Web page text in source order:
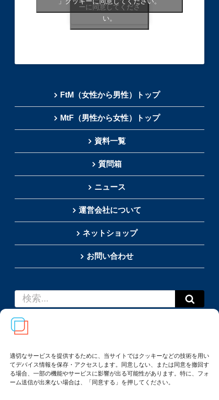
適切なサービスを提供するために、当サイトではクッキーなどの技術を用い
てデバイス情報を保存・アクセスします。同意しない、または同意を撤回す
る場合、一部の機能やサービスに影響が出る可能性があります。特に、フォ
ーム送信が出来ない場合は、「同意する」を押してください。
ーに同意してくださ
い。
FtM（女性から男性）トップ
MtF（男性から女性）トップ
資料一覧
質問箱
ニュース
運営会社について
ネットショップ
お問い合わせ
索
…
Copyright(c) 2002-2026Thai SRS Guide Center. All
rights reserved.